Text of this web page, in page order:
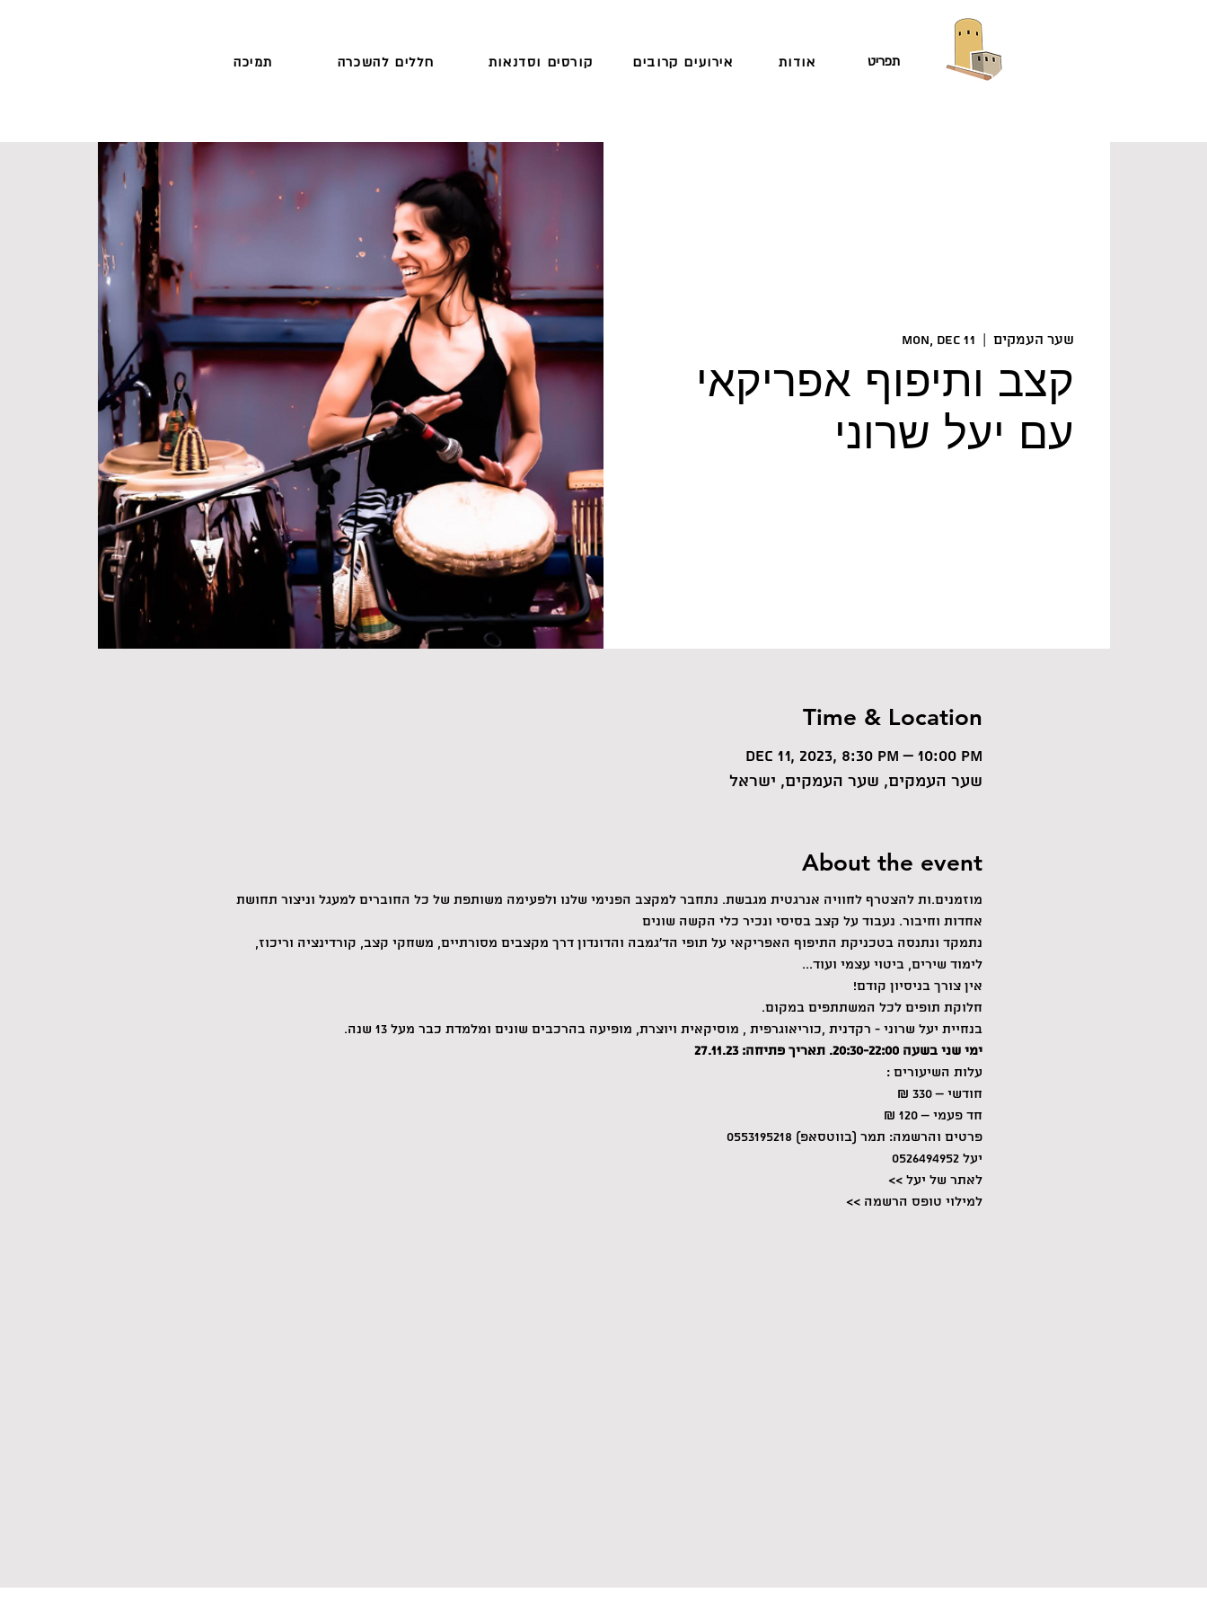
תמיכה חללים להשכרה קורסים וסדנאות אירועים קרובים אודות תפריט
Mon, Dec 11 שער העמקים
קצב ותיפוף אפריקאי
עם יעל שרוני
Time & Location
Dec 11, 2023, 8:30 PM – 10:00 PM
שער העמקים, שער העמקים, ישראל
About the event
מוזמנים.ות להצטרף לחוויה אנרגטית מגבשת. נתחבר למקצב הפנימי שלנו ולפעימה משותפת של כל החוברים למעגל וניצור תחושת
אחדות וחיבור. נעבוד על קצב בסיסי ונכיר כלי הקשה שונים
נתמקד ונתנסה בטכניקת התיפוף האפריקאי על תופי הד'גמבה והדונדון דרך מקצבים מסורתיים, משחקי קצב, קורדינציה וריכוז,
לימוד שירים, ביטוי עצמי ועוד...
אין צורך בניסיון קודם!
חלוקת תופים לכל המשתתפים במקום.
בנחיית יעל שרוני - רקדנית ,כוריאוגרפית , מוסיקאית ויוצרת, מופיעה בהרכבים שונים ומלמדת כבר מעל 13 שנה.
ימי שני בשעה 20:30-22:00. תאריך פתיחה: 27.11.23
עלות השיעורים :
חודשי – 330 ₪
חד פעמי – 120 ₪
פרטים והרשמה: תמר (בווטסאפ) 0553195218
יעל 0526494952
לאתר של יעל >>
למילוי טופס הרשמה >>